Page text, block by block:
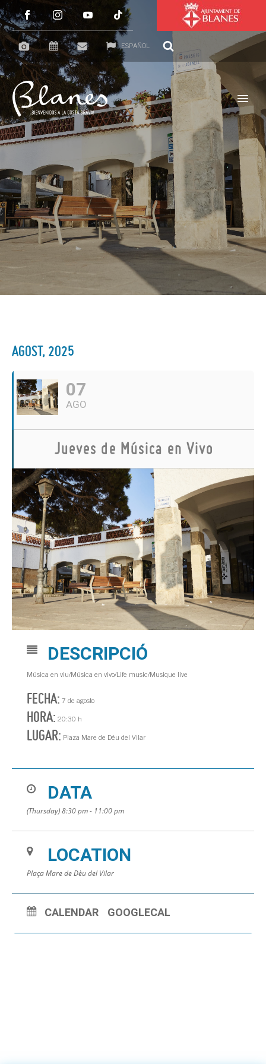
ESPAÑOL
AGOST, 2025
07
AGO
Jueves de Música en Vivo
DESCRIPCIÓ
Música en viu/Música en vivo/Life music/Musique live
FECHA: 7 de agosto
HORA: 20:30 h
LUGAR: Plaza Mare de Déu del Vilar
DATA
(Thursday) 8:30 pm - 11:00 pm
LOCATION
Plaça Mare de Dèu del Vilar
CALENDAR GOOGLECAL